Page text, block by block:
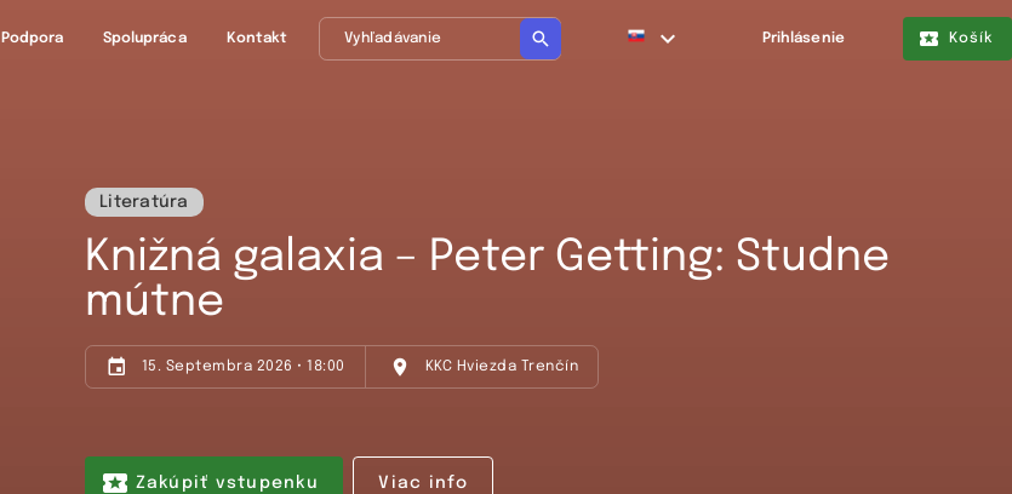
Podpora Spolupráca Kontakt Prihlásenie Košík
Literatúra
Knižná galaxia – Peter Getting: Studne
mútne
15. Septembra 2026 • 18:00 KKC Hviezda Trenčín
Zakúpiť vstupenku Viac info